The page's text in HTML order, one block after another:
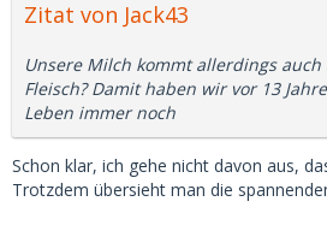
Zitat von Jack43
Unsere Milch kommt allerdings
Fleisch? Damit haben wir vor 13
Leben immer noch
Schon klar, ich gehe nicht davon aus,
Trotzdem übersieht man die